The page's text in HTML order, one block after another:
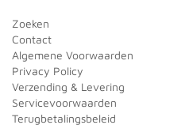
Zoeken
Contact
Algemene Voorwaarden
Privacy Policy
Verzending & Levering
Servicevoorwaarden
Terugbetalingsbeleid